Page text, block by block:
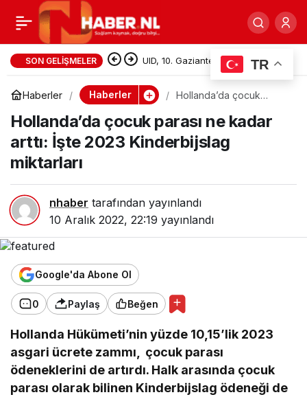
SON GELIŞMELER UID, 10. Gaziantep Hemşehri
Dernekleri Festivali’nde
Çalışmalarını Tanıttı
Haberler Haberler
Hollanda’da çocuk
2023 Kinderbijslag
miktarları
Hollanda’da çocuk parası ne kadar
arttı: İşte 2023 Kinderbijslag
miktarları
nhaber tarafından yayınlandı
10 Aralık 2022, 22:19 yayınlandı
Google'da Abone Ol
0 Paylaş Beğen
Hollanda Hükümeti’nin yüzde 10,15’lik 2023
asgari ücrete zammı, çocuk parası
ödeneklerini de artırdı. Halk arasında çocuk
parası olarak bilinen Kinderbijslag ödeneği de
Hollanda’da her 538
Türk’ten biri vergi
mağduru
0 Paylaş
TR